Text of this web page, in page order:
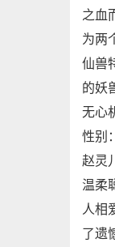
之血
为两
仙兽
的妖
无心
性别
赵灵
温柔
人相
了遗